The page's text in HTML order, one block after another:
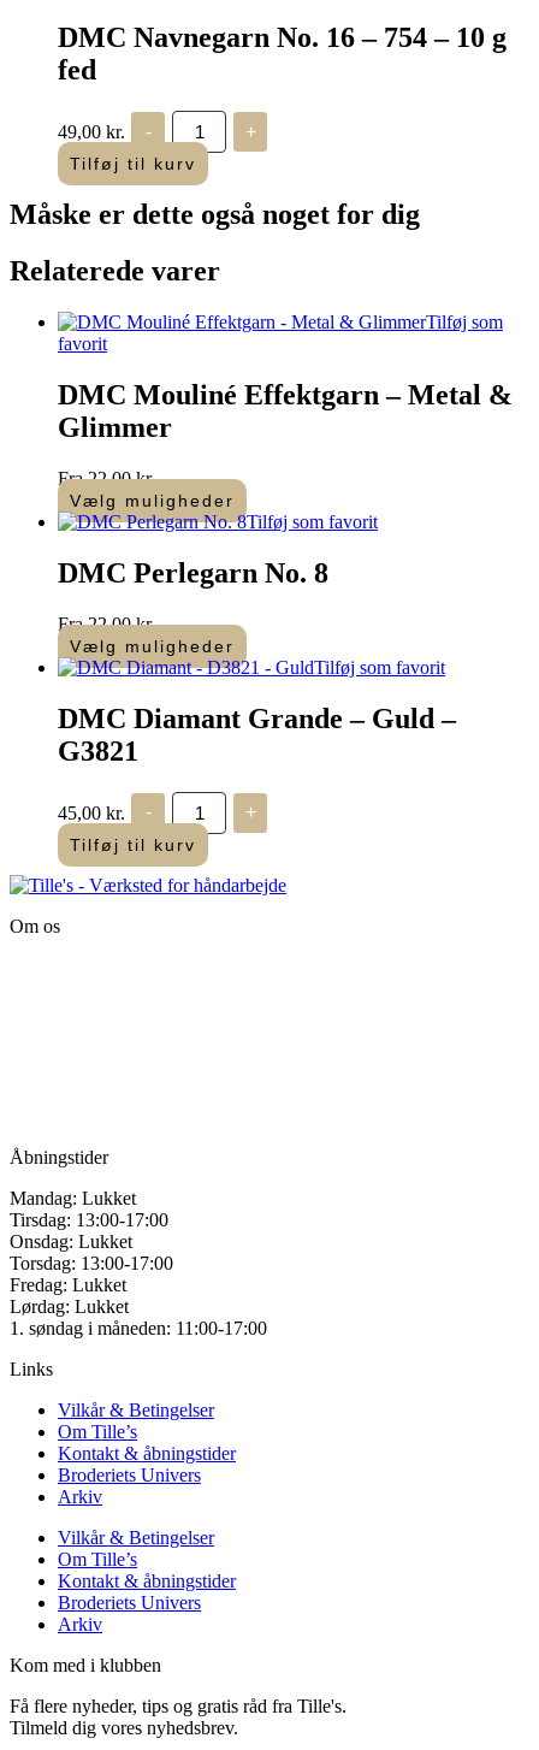
DMC Navnegarn No. 16 – 754 – 10 g
fed
49,00 kr. -
DMC
Navnegarn
No.
16
754
g
antal
+
Tilføj til kurv
Måske er dette også noget for dig
Relaterede varer
Tilføj som
favorit
DMC Mouliné Effektgarn – Metal &
Glimmer
Fra22,00kr.
Vælg muligheder
Dette
har
flere
Mulighederne
kan
vælges
varesiden
Tilføj som favorit
DMC Perlegarn No. 8
Fra22,00kr.
Vælg muligheder
Dette
har
flere
varianter.
vælges
på
varesiden
Tilføj som favorit
DMC Diamant Grande – Guld –
G3821
45,00 kr. -
DMC
Diamant
Grande
-
Guld
-
+
Tilføj til kurv
Om os
Åbningstider
Mandag: Lukket
Tirsdag: 13:00-17:00
Onsdag: Lukket
Torsdag: 13:00-17:00
Fredag: Lukket
Lørdag: Lukket
1. søndag i måneden: 11:00-17:00
Links
Vilkår & Betingelser
Om Tille’s
Kontakt & åbningstider
Broderiets Univers
Arkiv
Vilkår & Betingelser
Om Tille’s
Kontakt & åbningstider
Broderiets Univers
Arkiv
Kom med i klubben
Få flere nyheder, tips og gratis råd fra Tille's.
Tilmeld dig vores nyhedsbrev.